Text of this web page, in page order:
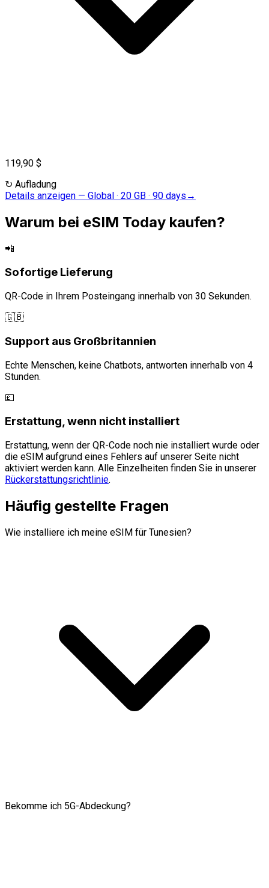
119,90 $
↻ Aufladung
Details anzeigen — Global · 20 GB · 90 days →
Warum bei eSIM Today kaufen?
📲
Sofortige Lieferung
QR-Code in Ihrem Posteingang innerhalb von 30 Sekunden.
🇬🇧
Support aus Großbritannien
Echte Menschen, keine Chatbots, antworten innerhalb von 4
Stunden.
💷
Erstattung, wenn nicht installiert
Erstattung, wenn der QR-Code noch nie installiert wurde oder
die eSIM aufgrund eines Fehlers auf unserer Seite nicht
aktiviert werden kann. Alle Einzelheiten finden Sie in unserer
Rückerstattungsrichtlinie.
Häufig gestellte Fragen
Wie installiere ich meine eSIM für Tunesien?
Bekomme ich 5G-Abdeckung?